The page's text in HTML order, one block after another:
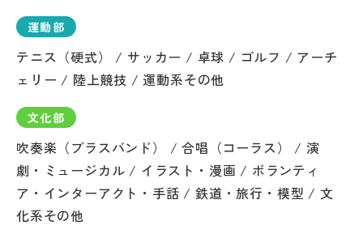
運動部
テニス（硬式） / サッカー / 卓球 / ゴルフ / アーチ
ェリー / 陸上競技 / 運動系その他
文化部
吹奏楽（ブラスバンド） / 合唱（コーラス） / 演
劇・ミュージカル / イラスト・漫画 / ボランティ
ア・インターアクト・手話 / 鉄道・旅行・模型 / 文
化系その他